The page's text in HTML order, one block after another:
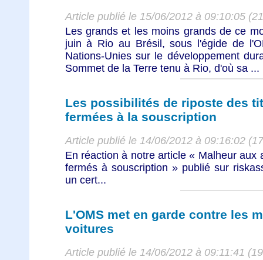
Article publié le 15/06/2012 à 09:10:05
Les grands et les moins grands de ce
juin à Rio au Brésil, sous l'égide de
Nations-Unies sur le développement
Sommet de la Terre tenu à Rio, d'où sa ...
Les possibilités de riposte des
fermées à la souscription
Article publié le 14/06/2012 à 09:16:02
En réaction à notre article « Malheur aux
fermés à souscription » publié sur
un cert...
L'OMS met en garde contre les
voitures
Article publié le 14/06/2012 à 09:11:41